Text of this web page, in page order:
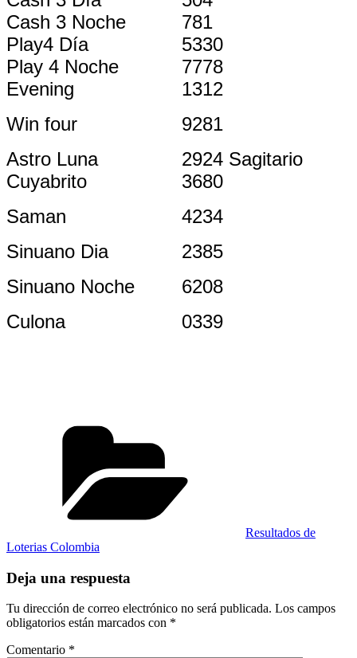
Cash 3 Noche
781
Play4 Día
5330
Play 4 Noche
7778
Evening
1312
Win four
9281
Astro Luna
2924 Sagitario
Cuyabrito
3680
Saman
Sinuano Dia
Sinuano Noche
Culona
4234
2385
6208
0339
Resultados de
Loterias Colombia
Deja una respuesta
Tu dirección de correo electrónico no será publicada. Los campos
obligatorios están marcados con *
Comentario *